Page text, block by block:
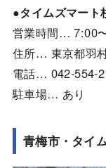
●タイムズマート
営業時間… 7:00
住所… 東京都羽
電話… 042-554-
駐車場… あり
青梅市・タイ